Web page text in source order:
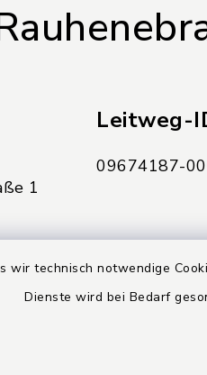
wir technisch notwendige
Dienste wird bei Bedarf
1
Leitweg-
09674187-